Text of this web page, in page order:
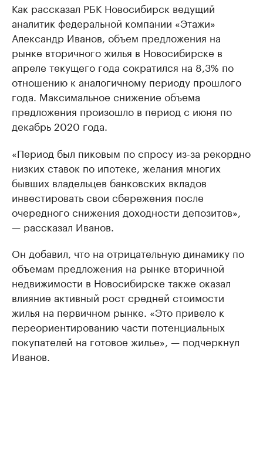
Как рассказал РБК Новосибирск ведущий
аналитик федеральной компании «Этажи»
Александр Иванов, объем предложения на
рынке вторичного жилья в Новосибирске в
апреле текущего года сократился на 8,3% по
отношению к аналогичному периоду прошлого
года. Максимальное снижение объема
предложения произошло в период с июня по
декабрь 2020 года.
«Период был пиковым по спросу из-за рекордно
низких ставок по ипотеке, желания многих
бывших владельцев банковских вкладов
инвестировать свои сбережения после
очередного снижения доходности депозитов»,
— рассказал Иванов.
Он добавил, что на отрицательную динамику по
объемам предложения на рынке вторичной
недвижимости в Новосибирске также оказал
влияние активный рост средней стоимости
жилья на первичном рынке. «Это привело к
переориентированию части потенциальных
покупателей на готовое жилье», — подчеркнул
Иванов.